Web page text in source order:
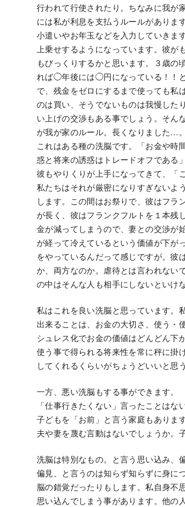
行われて行使されたり。ちなみに我が
には私が利息を支払うルールがありま
小遣いやお年玉などを入力していきま
上乗せするようになっています。彼が
もびっくりするかと思います。３歳の
れば◯年後には◯円になっている！！
で、残金をゼロにするまで使っても私
のは買い、そうでないものは我慢した
い上げの交渉もある事でしょう。そん
が我が家のルール。長くなりました…。
これはある種の洗脳です。「お金や時
惑と将来の誘惑はトレードオフである
彼もやりくりが上手になってきて、「
私たちはそれが厳密になりすぎないよ
します。この間はお祭りで、彼はフラ
が長く、彼はフランクフルトを１本残
金が減ってしまうので、妻との交渉が
が経って冷えているという価値が下が
をやっているんだって感じですが。彼
か、両方なのか。虐待とは言われない
の中はそんな人も相手にしないといけ
私はこれを良い洗脳と思っています。
出来ることは、お金の大切さ、使う・
シュレス化でお金の価値はどんどん下
使う事で得られる将来性を常に秤に掛
してくれるくらいがちょうどいいと思
一方、悪い洗脳もする事ができます。
「仕事行きたくない」言ったことは
子どもを「お前」と言う家庭もありま
夫や妻を蔑む言動はないでしょうか。
洗脳は特別なもの。と言う思い込み、
偏見、と言うのは知らず知らずに身に
脳の錯覚だったりもします。私自身不
思い込んでしまう事があります。他の